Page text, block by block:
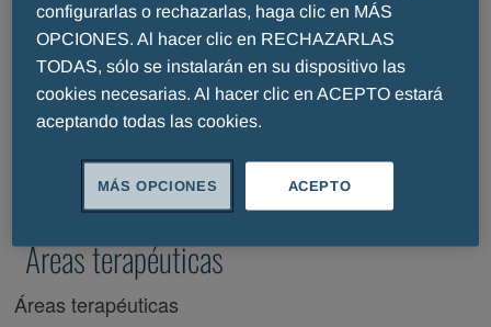
Grupo Menarinite ofrece el Vademecum de todos
los medicamentos comercializados por la compañía
en Centroamérica y El Caribe.
Efectúa tus búsquedas porárea terapéutica
comercialoprincipio activo(DCI) para obtener
información sobre cualquiera de ellos.
Áreas terapéuticas
Áreas terapéuticas
configurarlas o rechazarlas, haga clic en MÁS
OPCIONES. Al hacer clic en RECHAZARLAS
TODAS, sólo se instalarán en su dispositivo las
cookies necesarias. Al hacer clic en ACEPTO estará
aceptando todas las cookies.
ACEPTO
MÁS OPCIONES